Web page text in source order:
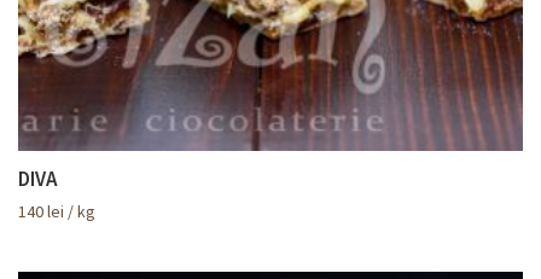
DIVA
140lei / kg